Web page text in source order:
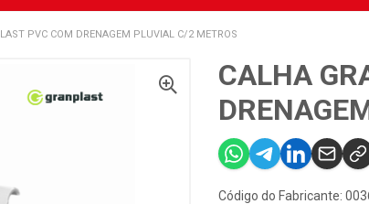
PVC COM DRENAGEM PLUVIAL C/2 METROS
CALHA
Código do Fabricante: